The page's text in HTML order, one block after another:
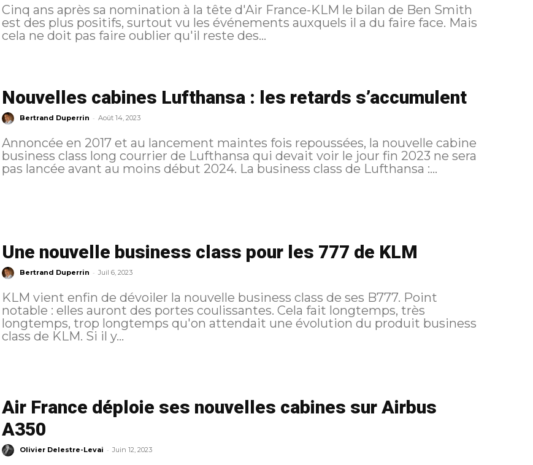
Cinq ans après sa nomination à la tête d'Air France-KLM le bilan de Ben Smith
est des plus positifs, surtout vu les événements auxquels il a du faire face. Mais
cela ne doit pas faire oublier qu'il reste des...
Nouvelles cabines Lufthansa : les retards s’accumulent
Bertrand Duperrin - Août 14, 2023
Annoncée en 2017 et au lancement maintes fois repoussées, la nouvelle cabine
business class long courrier de Lufthansa qui devait voir le jour fin 2023 ne sera
pas lancée avant au moins début 2024. La business class de Lufthansa :...
Une nouvelle business class pour les 777 de KLM
Bertrand Duperrin - Juil 6, 2023
KLM vient enfin de dévoiler la nouvelle business class de ses B777. Point
notable : elles auront des portes coulissantes. Cela fait longtemps, très
longtemps, trop longtemps qu'on attendait une évolution du produit business
class de KLM. Si il y...
Air France déploie ses nouvelles cabines sur Airbus
A350
Olivier Delestre-Levai - Juin 12, 2023